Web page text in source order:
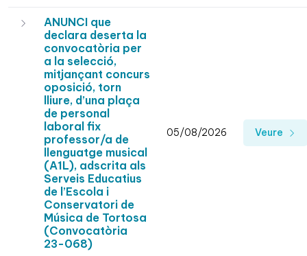
ANUNCI que
declara deserta la
convocatòria per
a la selecció,
mitjançant concurs
oposició, torn
lliure, d’una plaça
de personal
laboral fix
professor/a de
llenguatge musical
(A1L), adscrita als
Serveis Educatius
de l’Escola i
Conservatori de
Música de Tortosa
(Convocatòria
23-068)
05/08/2026 Veure